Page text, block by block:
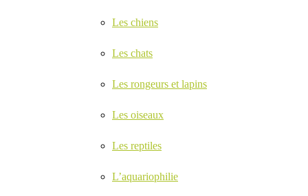
Les chiens
Les chats
Les rongeurs et lapins
Les oiseaux
Les reptiles
L’aquariophilie